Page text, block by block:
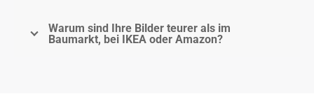
Warum sind Ihre Bilder teurer als im
Baumarkt, bei IKEA oder Amazon?